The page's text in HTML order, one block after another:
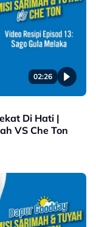
02:26
Di Hati |
VS Che Ton